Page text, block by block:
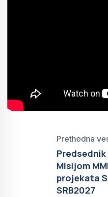
Prethodna
Misijom
projekata
SRB2027